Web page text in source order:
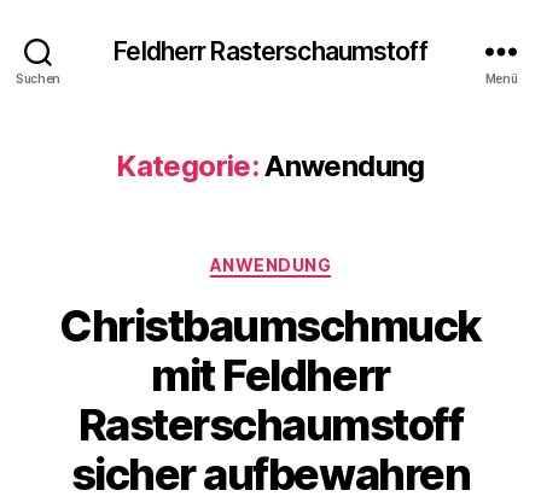
Suchen
Feldherr Rasterschaumstoff
Menü
Kategorie:Anwendung
Kategorien
ANWENDUNG
Christbaumschmuck
mit Feldherr
Rasterschaumstoff
sicher aufbewahren